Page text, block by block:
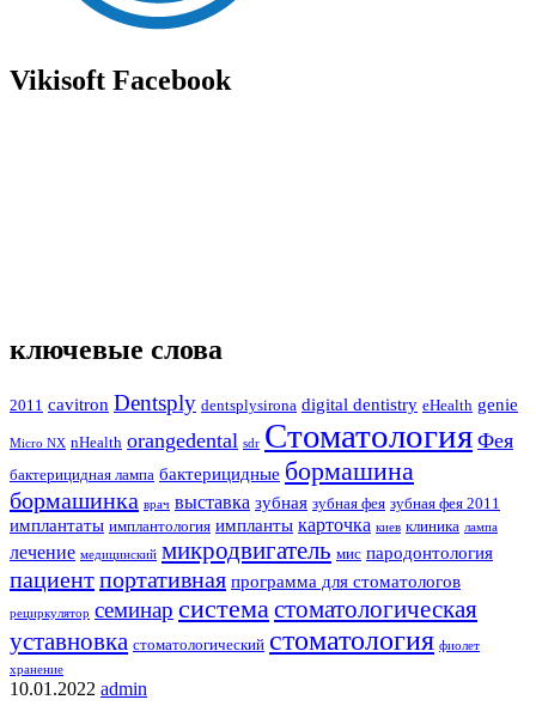
Vikisoft Facebook
ключевые слова
2011 cavitron Dentsply dentsplysirona digital dentistry eHealth genie
Micro NX nHealth orangedental sdr Стоматология Фея
бактерицидная лампа бактерицидные бормашина
бормашинка врач выставка зубная зубная фея зубная фея 2011
имплантаты имплантология импланты карточка киев клиника лампа
лечение медицинский микродвигатель мис пародонтология
пациентпортативная программа для стоматологов
рециркулятор семинар системастоматологическая
уставновка стоматологический стоматология фиолет
хранение
10.01.2022 admin